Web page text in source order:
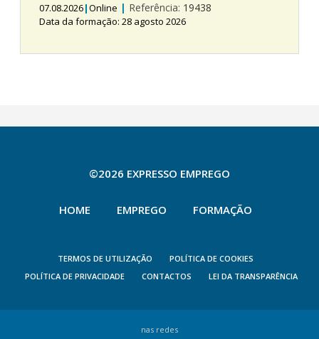
07.08.2026|Online | Referência: 19438
Data da formação: 28 agosto 2026
©2026 EXPRESSO EMPREGO
HOME EMPREGO FORMAÇÃO
TERMOS DE UTILIZAÇÃO
POLÍTICA DE COOKIES
POLÍTICA DE PRIVACIDADE
CONTACTOS LEI DA TRANSPARÊNCIA
nas redes